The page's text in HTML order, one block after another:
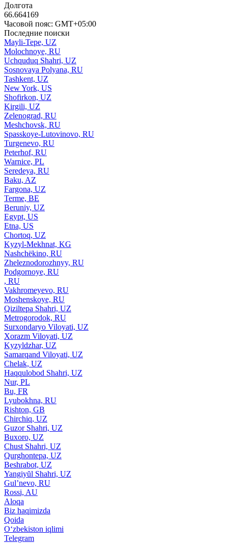
Долгота
66.664169
Часовой пояс: GMT+05:00
Последние поиски
Mayli-Tepe, UZ
Molochnoye, RU
Uchquduq Shahri, UZ
Sosnovaya Polyana, RU
Tashkent, UZ
New York, US
Shofirkon, UZ
Kirgili, UZ
Zelenograd, RU
Meshchovsk, RU
Spasskoye-Lutovinovo, RU
Turgenevo, RU
Peterhof, RU
Warnice, PL
Seredeya, RU
Baku, AZ
Fargona, UZ
Terme, BE
Beruniy, UZ
Egypt, US
Etna, US
Chortoq, UZ
Kyzyl-Mekhnat, KG
Nashchëkino, RU
Zheleznodorozhnyy, RU
Podgornoye, RU
, RU
Vakhromeyevo, RU
Moshenskoye, RU
Qiziltepa Shahri, UZ
Metrogorodok, RU
Surxondaryo Viloyati, UZ
Xorazm Viloyati, UZ
Kyzyldzhar, UZ
Samarqand Viloyati, UZ
Chelak, UZ
Haqqulobod Shahri, UZ
Nur, PL
Bu, FR
Lyubokhna, RU
Rishton, GB
Chirchiq, UZ
Guzor Shahri, UZ
Buxoro, UZ
Chust Shahri, UZ
Qurghontepa, UZ
Beshrabot, UZ
Yangiyŭl Shahri, UZ
Gul’nevo, RU
Rossi, AU
Aloqa
Biz haqimizda
Qoida
O‘zbekiston iqlimi
Telegram